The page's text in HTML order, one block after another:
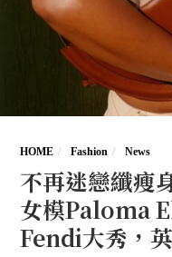
HOME Fashion News
不再迷戀纖瘦
女模Paloma
Fendi大秀，